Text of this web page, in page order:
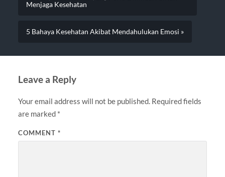
Menjaga Kesehatan
5 Bahaya Kesehatan Akibat Mendahulukan Emosi »
Leave a Reply
Your email address will not be published. Required fields
are marked *
COMMENT *